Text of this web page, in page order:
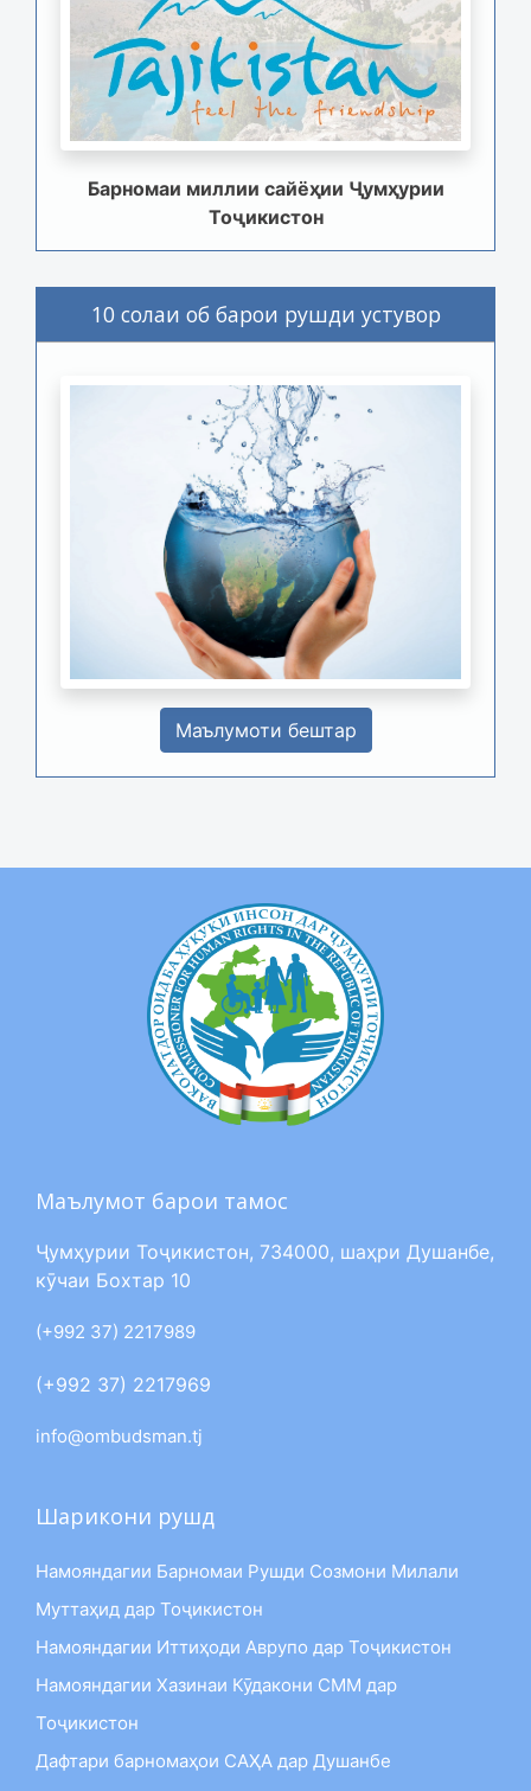
Барномаи миллии сайёҳии Ҷумҳурии
Тоҷикистон
10 солаи об барои рушди устувор
Маълумоти бештар
Маълумот барои тамос
Ҷумҳурии Тоҷикистон, 734000, шаҳри Душанбе,
кӯчаи Бохтар 10
(+992 37) 2217989
(+992 37) 2217969
info@ombudsman.tj
Шарикони рушд
Намояндагии Барномаи Рушди Созмони Милали
Муттаҳид дар Тоҷикистон
Намояндагии Иттиҳоди Аврупо дар Тоҷикистон
Намояндагии Хазинаи Кӯдакони СММ дар
Тоҷикистон
Дафтари барномаҳои САҲА дар Душанбе